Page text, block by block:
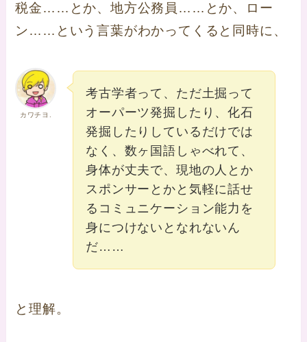
税金……とか、地方公務員……とか、ロー
ン……という言葉がわかってくると同時に、
カワチヨ.
考古学者って、ただ土掘って
オーパーツ発掘したり、化石
発掘したりしているだけでは
なく、数ヶ国語しゃべれて、
身体が丈夫で、現地の人とか
スポンサーとかと気軽に話せ
るコミュニケーション能力を
身につけないとなれないん
だ……
と理解。